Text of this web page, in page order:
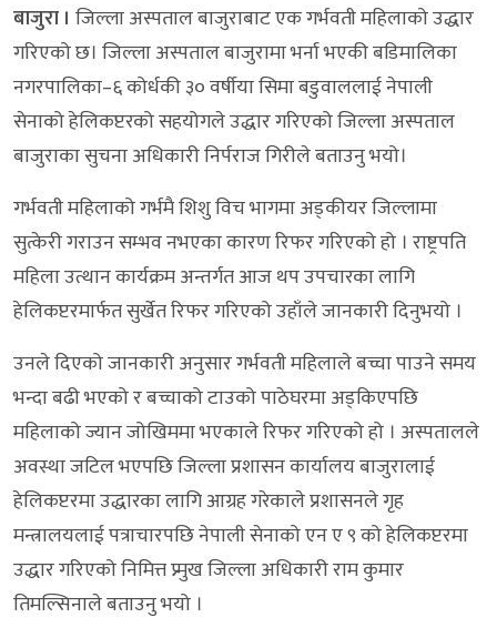
बाजुरा । जिल्ला अस्पताल बाजुराबाट एक गर्भवती महिलाको उद्धार
गरिएको छ। जिल्ला अस्पताल बाजुरामा भर्ना भएकी बडिमालिका
नगरपालिका–६ कोर्धकी ३० वर्षीया सिमा बडुवाललाई नेपाली
सेनाको हेलिकप्टरको सहयोगले उद्धार गरिएको जिल्ला अस्पताल
बाजुराका सुचना अधिकारी निर्पराज गिरीले बताउनु भयो।
गर्भवती महिलाको गर्भमै शिशु विच भागमा अड्कीयर जिल्लामा
सुत्केरी गराउन सम्भव नभएका कारण रिफर गरिएको हो । राष्ट्रपति
महिला उत्थान कार्यक्रम अन्तर्गत आज थप उपचारका लागि
हेलिकप्टरमार्फत सुर्खेत रिफर गरिएको उहाँले जानकारी दिनुभयो ।
उनले दिएको जानकारी अनुसार गर्भवती महिलाले बच्चा पाउने समय
भन्दा बढी भएको र बच्चाको टाउको पाठेघरमा अड्किएपछि
महिलाको ज्यान जोखिममा भएकाले रिफर गरिएको हो । अस्पतालले
अवस्था जटिल भएपछि जिल्ला प्रशासन कार्यालय बाजुरालाई
हेलिकप्टरमा उद्धारका लागि आग्रह गरेकाले प्रशासनले गृह
मन्त्रालयलाई पत्राचारपछि नेपाली सेनाको एन ए ९ को हेलिकप्टरमा
उद्धार गरिएको निमित्त प्र्मुख जिल्ला अधिकारी राम कुमार
तिमल्सिनाले बताउनु भयो ।